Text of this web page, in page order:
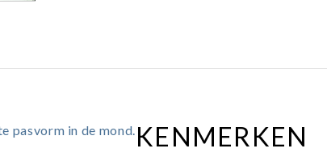
pasvorm in de mond. KENMERKEN